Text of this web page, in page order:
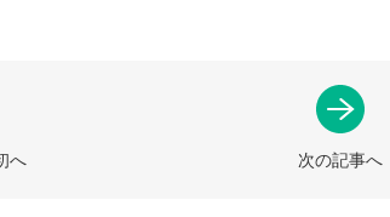
へ 次の記事へ